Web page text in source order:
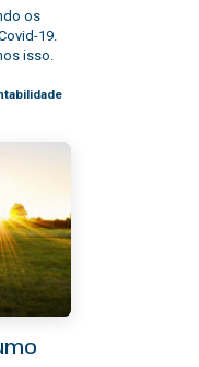
os
19.
isso.